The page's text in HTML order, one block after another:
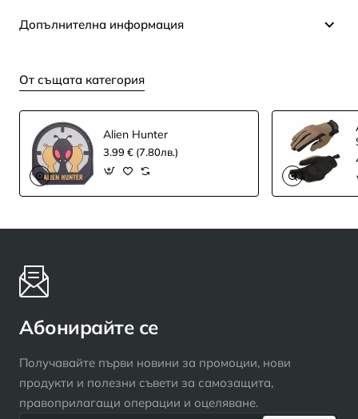
Допълнителна информация
От същата категория
Alien Hunter
3.99 € (7.80лв.)
Абонирайте се
Получавайте първи новини за промоции, нови
продукти и полезни съвети за самозащита,
правоприлагащи операции и оцеляване.